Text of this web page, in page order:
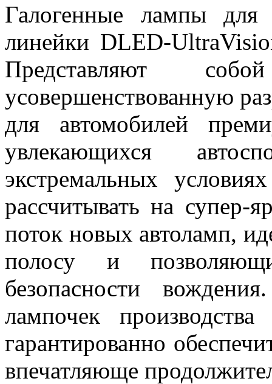
Галогенные лампы для
линейки DLED-
Представляют
усовершенствованную
для автомобилей
увлекающихся
экстремальных
рассчитывать на супер-
поток новых автоламп,
полосу и
безопасности
лампочек
гарантированно
впечатляюще